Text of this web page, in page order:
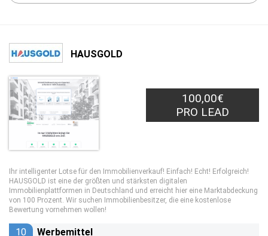
HAUSGOLD
100,00€
PRO LEAD
Ihr intelligenter Lotse für den Immobilienverkauf! Einfach! Echt! Erfolgreich!
HAUSGOLD ist eine der größten und stärksten digitalen
Immobilienplattformen in Deutschland und erreicht hier eine Marktabdeckung
von 100 Prozent. Wir suchen Immobilienbesitzer, die eine kostenlose
Bewertung vornehmen wollen!
10 Werbemittel